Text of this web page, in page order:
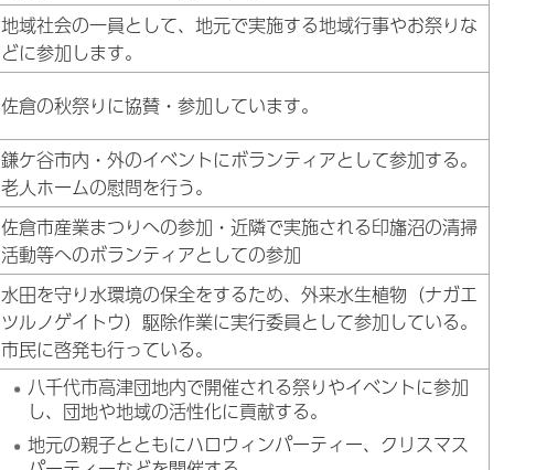
地域社会の一員として、地元で実施する地域行事やお祭りな
どに参加します。
佐倉の秋祭りに協賛・参加しています。
鎌ケ谷市内・外のイベントにボランティアとして参加する。
老人ホームの慰問を行う。
佐倉市産業まつりへの参加・近隣で実施される印旛沼の清掃
活動等へのボランティアとしての参加
水田を守り水環境の保全をするため、外来水生植物（ナガエ
ツルノゲイトウ）駆除作業に実行委員として参加している。
市民に啓発も行っている。
八千代市高津団地内で開催される祭りやイベントに参加
し、団地や地域の活性化に貢献する。
地元の親子とともにハロウィンパーティー、クリスマス